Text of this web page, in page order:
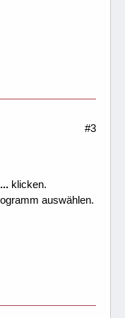
#3
klicken.
auswählen.